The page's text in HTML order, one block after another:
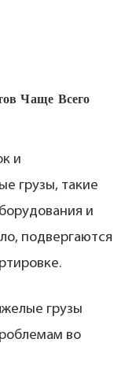
Чаще Всего
и
грузы, такие
и
подвергаются
грузы
во